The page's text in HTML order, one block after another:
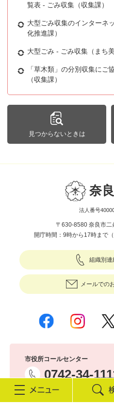
覧表 - ごみ収集（収集課）
大型ごみ収集のインターネ
化推進課）
大型ごみ - ごみ収集（まち
「草木類」の分別収集にご
（収集課）
見つからないときは
奈
法人番号
〒630-8580 奈良市二
開庁時間：9時から17時まで
組織別連
メールでの
市役所コールセンター
0742-34-
ご利用時間：9時から17時ま